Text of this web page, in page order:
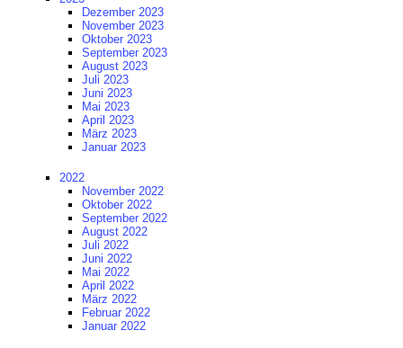
Dezember 2023
November 2023
Oktober 2023
September 2023
August 2023
Juli 2023
Juni 2023
Mai 2023
April 2023
März 2023
Januar 2023
2022
November 2022
Oktober 2022
September 2022
August 2022
Juli 2022
Juni 2022
Mai 2022
April 2022
März 2022
Februar 2022
Januar 2022